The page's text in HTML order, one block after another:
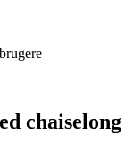
chaiselong